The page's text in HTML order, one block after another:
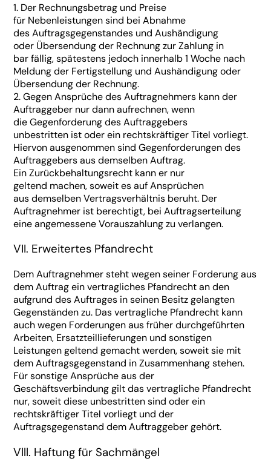
1. Der Rechnungsbetrag und Preise
für Nebenleistungen sind bei Abnahme
des Auftragsgegenstandes und Aushändigung
oder Übersendung der Rechnung zur Zahlung in
bar fällig, spätestens jedoch innerhalb 1 Woche nach
Meldung der Fertigstellung und Aushändigung oder
Übersendung der Rechnung.
2. Gegen Ansprüche des Auftragnehmers kann der
Auftraggeber nur dann aufrechnen, wenn
die Gegenforderung des Auftraggebers
unbestritten ist oder ein rechtskräftiger Titel vorliegt.
Hiervon ausgenommen sind Gegenforderungen des
Auftraggebers aus demselben Auftrag.
Ein Zurückbehaltungsrecht kann er nur
geltend machen, soweit es auf Ansprüchen
aus demselben Vertragsverhältnis beruht. Der
Auftragnehmer ist berechtigt, bei Auftragserteilung
eine angemessene Vorauszahlung zu verlangen.
VII. Erweitertes Pfandrecht
Dem Auftragnehmer steht wegen seiner Forderung aus
dem Auftrag ein vertragliches Pfandrecht an den
aufgrund des Auftrages in seinen Besitz gelangten
Gegenständen zu. Das vertragliche Pfandrecht kann
auch wegen Forderungen aus früher durchgeführten
Arbeiten, Ersatzteillieferungen und sonstigen
Leistungen geltend gemacht werden, soweit sie mit
dem Auftragsgegenstand in Zusammenhang stehen.
Für sonstige Ansprüche aus der
Geschäftsverbindung gilt das vertragliche Pfandrecht
nur, soweit diese unbestritten sind oder ein
rechtskräftiger Titel vorliegt und der
Auftragsgegenstand dem Auftraggeber gehört.
Vlll. Haftung für Sachmängel